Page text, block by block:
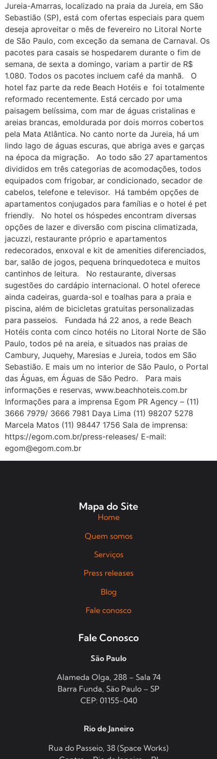
Jureia-Amarras, localizado na praia da Jureia, em São
Sebastião (SP), está com ofertas especiais para quem
deseja aproveitar o mês de fevereiro no Litoral Norte
de São Paulo, com exceção da semana de Carnaval. Os
pacotes para casais se hospedarem durante o fim de
semana, de sexta a domingo, variam a partir de R$
1.080. Todos os pacotes incluem café da manhã. O
hotel faz parte da rede Beach Hotéis e foi totalmente
reformado recentemente. Está cercado por uma
paisagem belíssima, com mar de águas cristalinas e
areias brancas, emoldurada por dois morros cobertos
pela Mata Atlântica. No canto norte da Jureia, há um
lindo lago de águas escuras, que abriga aves e garças
na época da migração. Ao todo são 27 apartamentos
divididos em três categorias de acomodações, todos
equipados com frigobar, ar condicionado, secador de
cabelos, telefone e televisor. Há também opções de
apartamentos conjugados para famílias e o hotel é pet
friendly. No hotel os hóspedes encontram diversas
opções de lazer e diversão com piscina climatizada,
jacuzzi, restaurante próprio e apartamentos
redecorados, enxoval e kit de amenities diferenciados,
bar, salão de jogos, pequena brinquedoteca e muitos
cantinhos de leitura. No restaurante, diversas
sugestões do cardápio internacional. O hotel oferece
ainda cadeiras, guarda-sol e toalhas para a praia e
piscina, além de bicicletas gratuitas personalizadas
para passeios. Fundada há 22 anos, a rede Beach
Hotéis conta com cinco hotéis no Litoral Norte de São
Paulo, todos pé na areia, e situados nas praias de
Cambury, Juquehy, Maresias e Jureia, todos em São
Sebastião. E mais um no interior de São Paulo, o Portal
das Águas, em Águas de São Pedro. Para mais
informações e reservas, www.beachhoteis.com.br
Informações para a imprensa Egom PR Agency – (11)
3666 7979/ 3666 7981 Daya Lima (11) 98207 5278
Marcela Matos (11) 98447 1756 Sala de imprensa:
https://egom.com.br/press-releases/ E-mail:
egom@egom.com.br
Mapa do Site
Home
Quem somos
Serviços
Press releases
Blog
Fale conosco
Fale Conosco
São Paulo
Alameda Olga, 288 – Sala 74
Barra Funda, São Paulo – SP
CEP: 01155-040
Rio de Janeiro
Rua do Passeio, 38 (Space Works)